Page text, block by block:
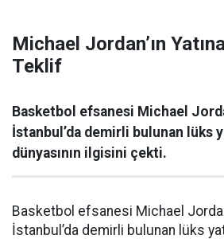
Michael Jordan’ın
Teklif
Basketbol efsanesi Michael
İstanbul’da demirli bulunan lüks
dünyasının ilgisini çekti.
Basketbol efsanesi Michael
İstanbul’da demirli bulunan lüks